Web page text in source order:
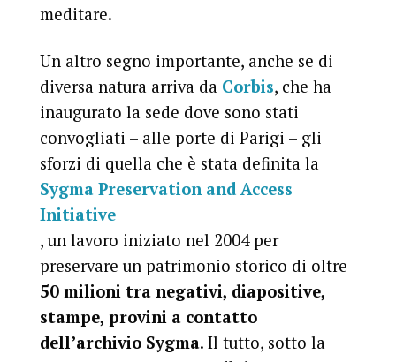
meditare.
Un altro segno importante, anche se di
diversa natura arriva da Corbis, che ha
inaugurato la sede dove sono stati
convogliati – alle porte di Parigi – gli
sforzi di quella che è stata definita la
Sygma Preservation and Access
Initiative
, un lavoro iniziato nel 2004 per
preservare un patrimonio storico di oltre
50 milioni tra negativi, diapositive,
stampe, provini a contatto
dell’archivio Sygma. Il tutto, sotto la